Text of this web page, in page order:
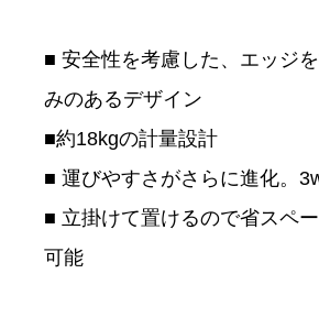
■ 安全性を考慮した、エッジ
みのあるデザイン
■約18kgの計量設計
■ 運びやすさがさらに進化。
■ 立掛けて置けるので省スペ
可能